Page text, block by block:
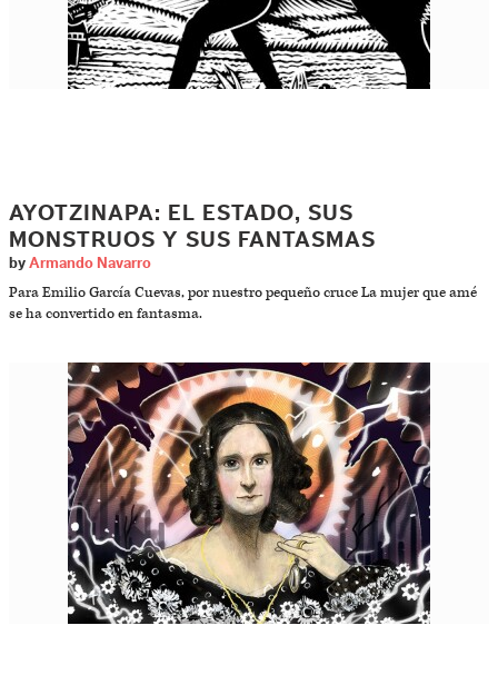
AYOTZINAPA: EL ESTADO, SUS
MONSTRUOS Y SUS FANTASMAS
by Armando Navarro
Para Emilio García Cuevas, por nuestro pequeño cruce La mujer que amé
se ha convertido en fantasma.